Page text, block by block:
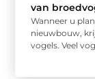
van
Wanneer u
nieuwbouw,
vogels. Veel